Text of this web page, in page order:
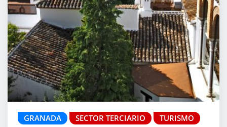
GRANADA SECTOR TERCIARIO TURISMO